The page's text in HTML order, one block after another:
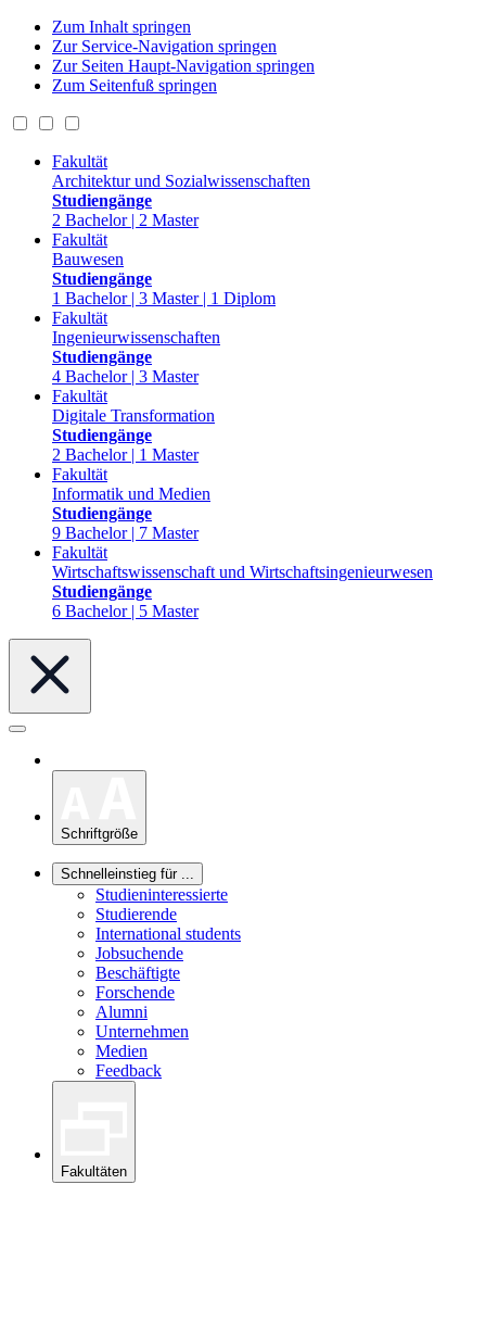
Zum Inhalt springen
Zur Service-Navigation springen
Zur Seiten Haupt-Navigation springen
Zum Seitenfuß springen
Fakultät
Architektur und Sozialwissenschaften
Studiengänge
2 Bachelor | 2 Master
Fakultät
Bauwesen
Studiengänge
1 Bachelor | 3 Master | 1 Diplom
Fakultät
Ingenieurwissenschaften
Studiengänge
4 Bachelor | 3 Master
Fakultät
Digitale Transformation
Studiengänge
2 Bachelor | 1 Master
Fakultät
Informatik und Medien
Studiengänge
9 Bachelor | 7 Master
Fakultät
Wirtschaftswissenschaft und Wirtschaftsingenieurwesen
Studiengänge
6 Bachelor | 5 Master
Schriftgröße
Schnelleinstieg für ...
Studieninteressierte
Studierende
International students
Jobsuchende
Beschäftigte
Forschende
Alumni
Unternehmen
Medien
Feedback
Fakultäten